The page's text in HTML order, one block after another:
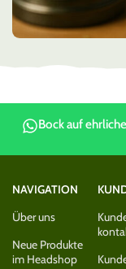
Bock auf
NAVIGATION
Über uns
Neue Produkte
im Headshop